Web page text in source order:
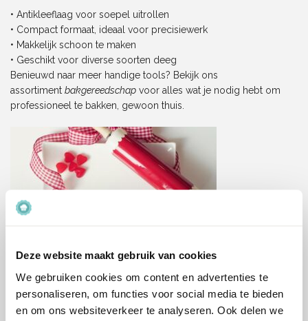
Deze website maakt gebruik van cookies
We gebruiken cookies om content en advertenties te
personaliseren, om functies voor social media te bieden
en om ons websiteverkeer te analyseren. Ook delen we
• Antikleeflaag voor soepel uitrollen
• Compact formaat, ideaal voor precisiewerk
• Makkelijk schoon te maken
• Geschikt voor diverse soorten deeg
Benieuwd naar meer handige tools? Bekijk ons
assortiment bakgereedschap voor alles wat je nodig hebt om
professioneel te bakken, gewoon thuis.
Fondantroller